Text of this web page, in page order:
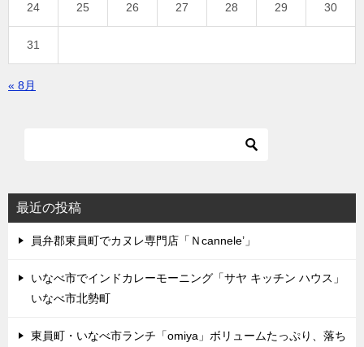
24 25 26 27 28 29 30
31
« 8月
最近の投稿
員弁郡東員町でカヌレ専門店「Ｎcannele’」
いなべ市でインドカレーモーニング「サヤ キッチン ハウス」
いなべ市北勢町
東員町・いなべ市ランチ「omiya」ボリュームたっぷり、落ち